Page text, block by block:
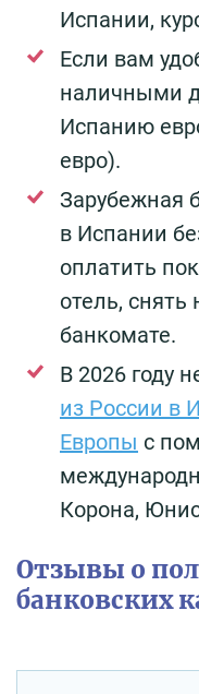
Испании,
Если вам
наличными
Испанию
евро).
Зарубежная
в Испании
оплатить
отель,
банкомате.
В 2026 году
из России в
Европы с
Корона,
Отзывы о
банковских